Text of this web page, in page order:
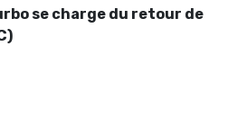
se charge du retour de